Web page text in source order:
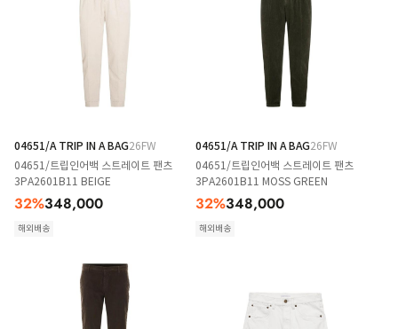
04651/A TRIP IN A BAG26FW
04651/트립인어백 스트레이트 팬츠
3PA2601B11 BEIGE
32%348,000
해외배송
04651/A TRIP IN A BAG26FW
04651/트립인어백 스트레이트 팬츠
3PA2601B11 MOSS GREEN
32%348,000
해외배송